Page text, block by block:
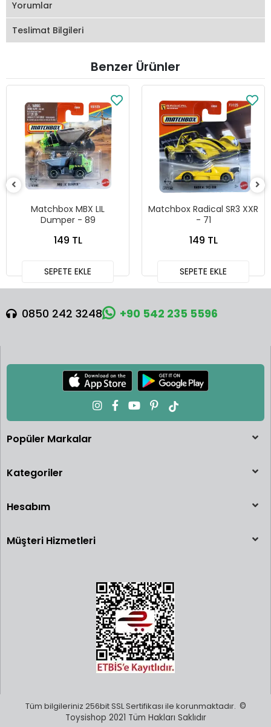
Yorumlar
Teslimat Bilgileri
Benzer Ürünler
Matchbox MBX LIL
Dumper - 89
149 TL
SEPETE EKLE
Matchbox Radical SR3 XXR
- 71
149 TL
SEPETE EKLE
0850 242 3248 +90 542 235 5596
Popüler Markalar
Kategoriler
Hesabım
Müşteri Hizmetleri
Tüm bilgileriniz 256bit SSL Sertifikası ile korunmaktadır. ©
Toysishop 2021 Tüm Hakları Saklıdır